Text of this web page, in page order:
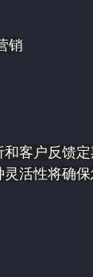
销
客户反馈
活性将确